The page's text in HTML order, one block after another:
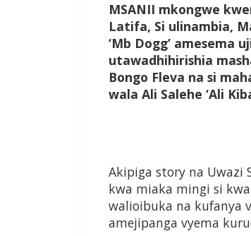
MSANII mkongwe
Latifa, Si ulinambia,
‘Mb Dogg’ amesema
utawadhihirishia
Bongo Fleva na si
wala Ali Salehe ‘Ali
Akipiga story na Uwazi
kwa miaka mingi si
walioibuka na kufanya
amejipanga vyema